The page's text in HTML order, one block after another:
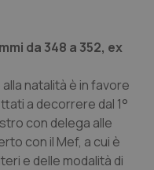
da 348 a 352, ex
natalità è in favore
a decorrere dal 1°
con delega alle
con il Mef, a cui è
e delle modalità di